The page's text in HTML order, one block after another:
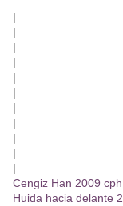
|
|
|
|
|
|
|
|
|
|
|
Cengiz Han 2009 cph
Huida hacia delante